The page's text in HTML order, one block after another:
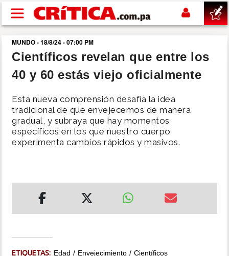
Pasar al contenido principal
buscar
SUCESOS
NACIONAL
POLÍTICA
DEPORTES
INSÓLITAS
MUNDO - 18/8/24 - 07:00 PM
Científicos revelan que entre los
40 y 60 estás viejo oficialmente
Esta nueva comprensión desafía la idea
tradicional de que envejecemos de manera
gradual, y subraya que hay momentos
específicos en los que nuestro cuerpo
experimenta cambios rápidos y masivos.
ETIQUETAS: Edad Envejecimiento
Científicos